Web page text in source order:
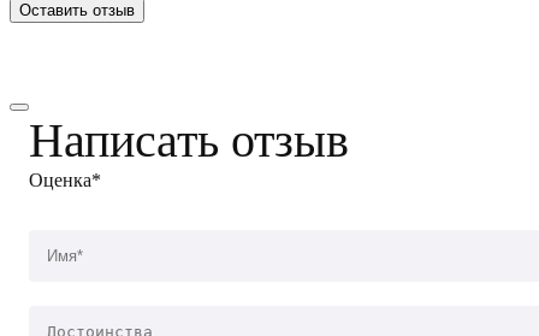
Оставить отзыв
Написать отзыв
Оценка*